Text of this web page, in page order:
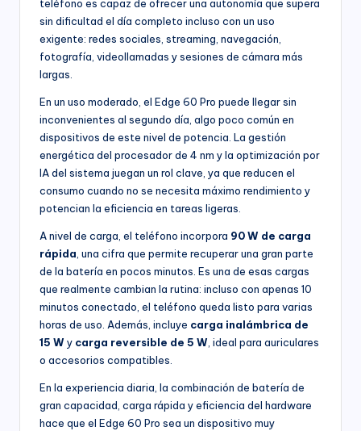
teléfono es capaz de ofrecer una autonomía que supera
sin dificultad el día completo incluso con un uso
exigente: redes sociales, streaming, navegación,
fotografía, videollamadas y sesiones de cámara más
largas.
En un uso moderado, el Edge 60 Pro puede llegar sin
inconvenientes al segundo día, algo poco común en
dispositivos de este nivel de potencia. La gestión
energética del procesador de 4 nm y la optimización por
IA del sistema juegan un rol clave, ya que reducen el
consumo cuando no se necesita máximo rendimiento y
potencian la eficiencia en tareas ligeras.
A nivel de carga, el teléfono incorpora 90 W de carga
rápida , una cifra que permite recuperar una gran parte
de la batería en pocos minutos. Es una de esas cargas
que realmente cambian la rutina: incluso con apenas 10
minutos conectado, el teléfono queda listo para varias
horas de uso. Además, incluye carga inalámbrica de
15 W y carga reversible de 5 W , ideal para auriculares
o accesorios compatibles.
En la experiencia diaria, la combinación de batería de
gran capacidad, carga rápida y eficiencia del hardware
hace que el Edge 60 Pro sea un dispositivo muy